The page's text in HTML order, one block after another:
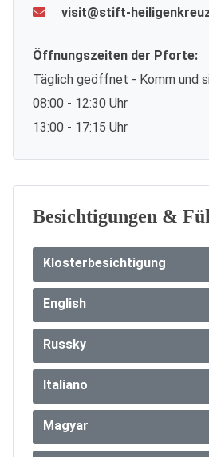
visit@stift-
Öffnungszeiten der Pforte:
Täglich geöffnet - Komm und
08:00 - 12:30 Uhr
13:00 - 17:15 Uhr
Besichtigungen &
Klosterbesichtigung
English
Russky
Italiano
Magyar